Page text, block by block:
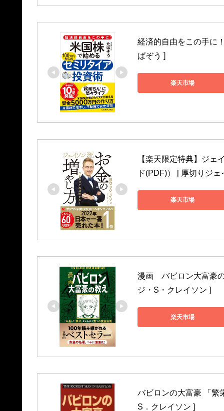
経済的自由をこの手に
ぱぞう ]
楽天市場
【楽天限定特典】ジェ
ド(PDF)） [ 厚切りジェ
楽天市場
漫画　バビロン大富豪
ジ・S・クレイソン ]
楽天市場
バビロンの大富豪 「繁
S．クレイソン ]